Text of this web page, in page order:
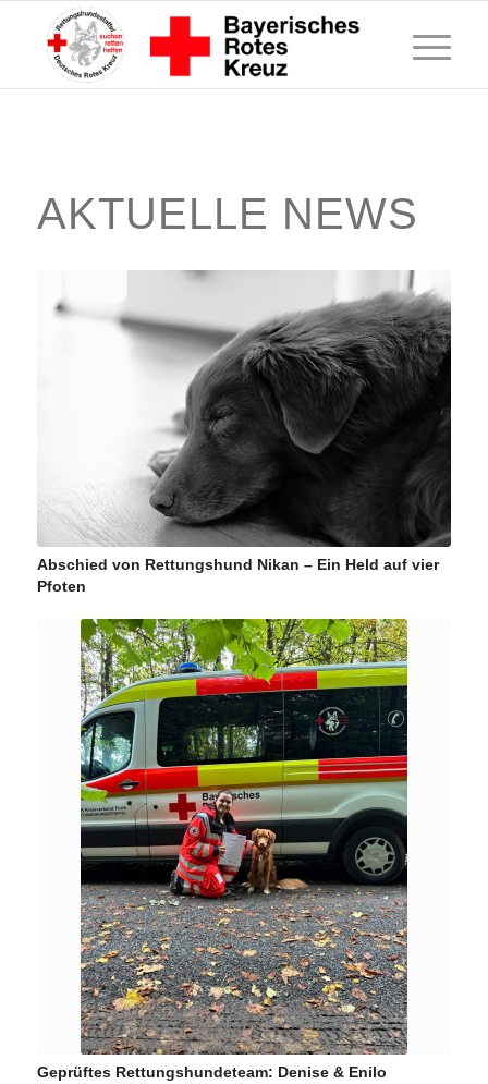
AKTUELLE NEWS
Abschied von Rettungshund Nikan – Ein Held auf vier
Pfoten
Geprüftes Rettungshundeteam: Denise & Enilo